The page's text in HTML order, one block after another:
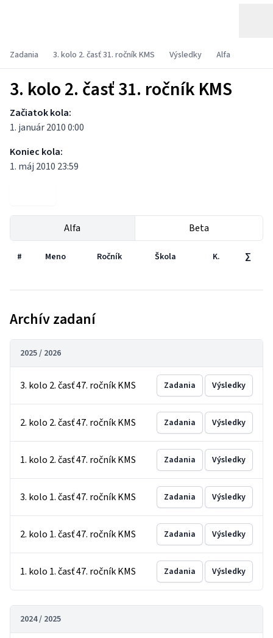
Zadania 3. kolo 2. časť 31. ročník KMS Výsledky Alfa
3. kolo 2. časť 31. ročník KMS
Začiatok kola:
1. január 2010 0:00
Koniec kola:
1. máj 2010 23:59
Alfa Beta
# Meno Ročník Škola K. ∑
Archív zadaní
2025 / 2026
3. kolo 2. časť 47. ročník KMS Zadania Výsledky
2. kolo 2. časť 47. ročník KMS Zadania Výsledky
1. kolo 2. časť 47. ročník KMS Zadania Výsledky
3. kolo 1. časť 47. ročník KMS Zadania Výsledky
2. kolo 1. časť 47. ročník KMS Zadania Výsledky
1. kolo 1. časť 47. ročník KMS Zadania Výsledky
2024 / 2025